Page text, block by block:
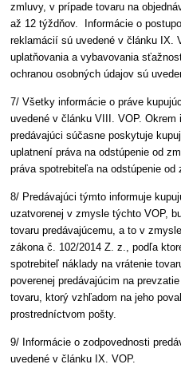
zmluvy, v prípade tovaru na
až 12 týždňov. Informácie o
reklamácií sú uvedené v článku IX.
uplatňovania a vybavovania
ochranou osobných údajov sú
7/ Všetky informácie o práve
uvedené v článku VIII. VOP.
predávajúci súčasne poskytuje
uplatnení práva na odstúpenie od
práva spotrebiteľa na odstúpenie
8/ Predávajúci týmto informuje
uzatvorenej v zmysle týchto VOP,
tovaru predávajúcemu, a to v
zákona č. 102/2014 Z. z., podľa
spotrebiteľ náklady na vrátenie
poverenej predávajúcim na
tovaru, ktorý vzhľadom na jeho
prostredníctvom pošty.
9/ Informácie o zodpovednosti
uvedené v článku IX. VOP.